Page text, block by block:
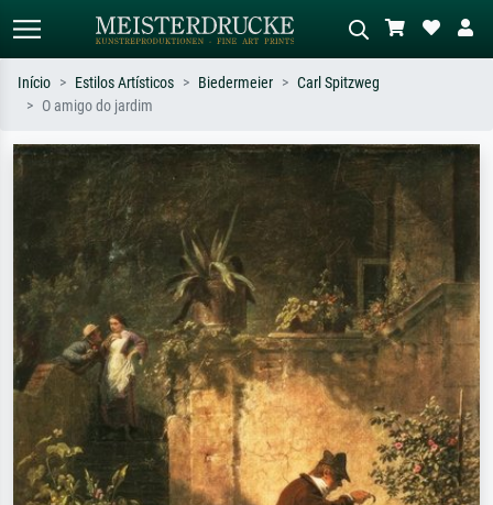
Pesquise por artista, título ou estilo –
ex: Monet, Noite Estrelada,
impressionismo, onda de Hokusai, nu.
Descreva a cena – ex: prado verde,
abstrato com muito vermelho, pintura
a óleo escura, nu em pé ao lado de
uma árvore.
Início Estilos Artísticos Biedermeier
Carl Spitzweg
O amigo do jardim